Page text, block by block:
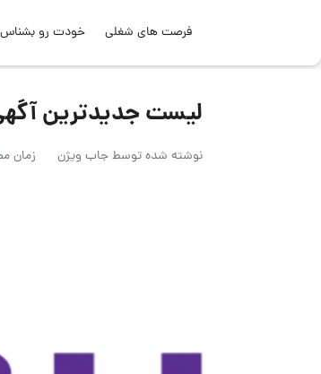
فرصت های شغلی خودت رو بشناس
لیست جدیدترین
نوشته شده توسطجاب ویژن زمان